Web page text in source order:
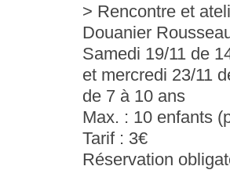
> Rencontre et
Douanier
Samedi 19/11 de
et mercredi 23/11
de 7 à 10 ans
Max. : 10 enfants
Tarif : 3€
Réservation